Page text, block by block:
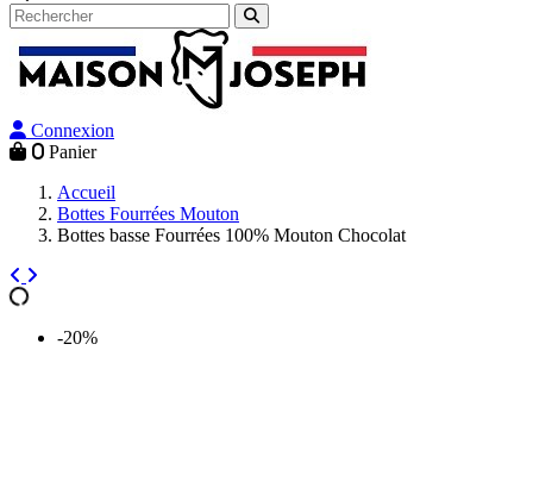
Connexion
0 Panier
Accueil
Bottes Fourrées Mouton
Bottes basse Fourrées 100% Mouton Chocolat
-20%